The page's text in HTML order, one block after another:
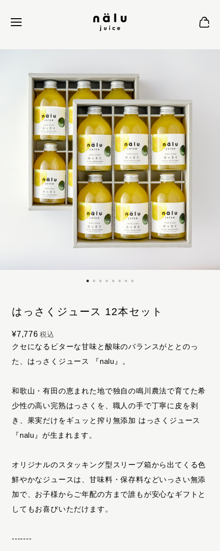
はっさくジュース 12本セット
¥7,776 税込
クセになるビターな甘味と酸味のバランスがととのっ
た、はっさくジュース 『nalu』。
和歌山・有田の恵まれた地で独自の鳴川農法で育てた希
少性の高い完熟はっさくを、職人の手で丁寧に皮を剥
き、果実だけをギュッと搾り無添加 はっさくジュース
『nalu』が生まれます。
オリジナルのスタッキング型スリーブ箱から出てくる色
鮮やかなジュースは、甘味料・保存料などいっさい無添
加で、お子様からご年配の方まで誰もが安心なギフトと
してもお喜びいただけます。
‐‐‐‐‐‐‐